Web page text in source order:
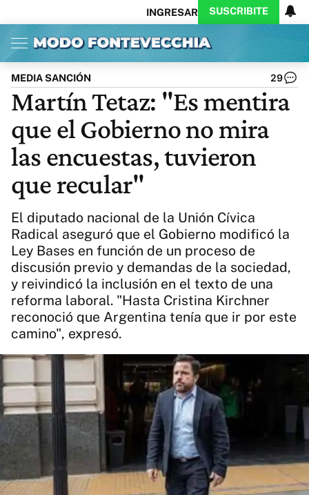
INGRESAR SUSCRIBITE
Inicio Ahora
Opinión
Política
Ciencia
Cultura
Arte
Educación
Internacional
Clima
Deportes
CARAS
Exitoina
Turismo
Videos
Córdoba
Reperfilar
Business
Noticias
Exitoina
Diario del Juicio
Actualidad
MEDIA SANCIÓN 29
Martín Tetaz: "Es mentira
que el Gobierno no mira
las encuestas, tuvieron
que recular"
El diputado nacional de la Unión Cívica
Radical aseguró que el Gobierno modificó la
Ley Bases en función de un proceso de
discusión previo y demandas de la sociedad,
y reivindicó la inclusión en el texto de una
reforma laboral. "Hasta Cristina Kirchner
reconoció que Argentina tenía que ir por este
camino", expresó.